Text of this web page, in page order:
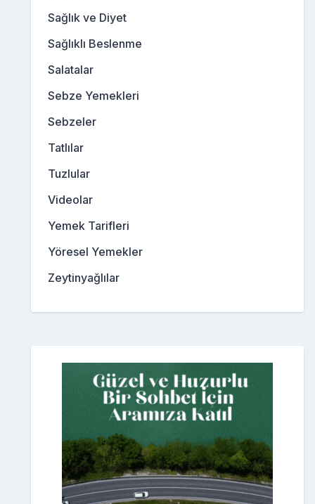
Sağlık ve Diyet
Sağlıklı Beslenme
Salatalar
Sebze Yemekleri
Sebzeler
Tatlılar
Tuzlular
Videolar
Yemek Tarifleri
Yöresel Yemekler
Zeytinyağlılar